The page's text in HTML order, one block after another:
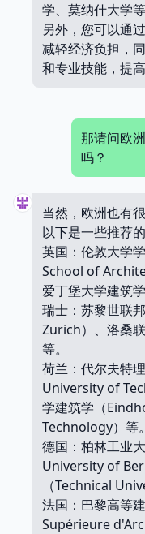
学、莫纳什大学等
另外，您可以通
减轻经济负担，
和专业技能，提
那请问欧
吗？
当然，欧洲也有
以下是一些推荐
英国：伦敦大学
School of
爱丁堡大学建筑学
瑞士：苏黎世联
Zurich）、洛桑联
等。
荷兰：代尔夫特
University of
学建筑学（
Technology）等。
德国：柏林工业
University of
（Technical
法国：巴黎高等
Supérieure